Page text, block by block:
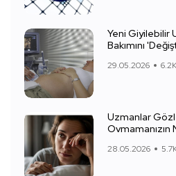
Yeni Giyilebilir
Bakımını
29.05.2026
Uzmanlar
Ovmamanızın
28.05.2026